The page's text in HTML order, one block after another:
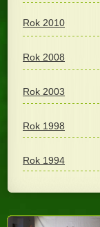
Rok 2010
Rok 2008
Rok 2003
Rok 1998
Rok 1994